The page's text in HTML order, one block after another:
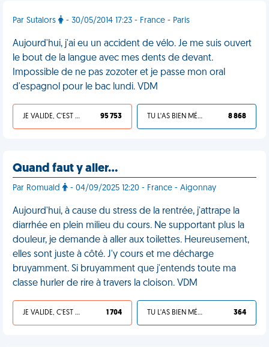
Par Sutalors - 30/05/2014 17:23 - France - Paris
Aujourd'hui, j'ai eu un accident de vélo. Je me suis ouvert
le bout de la langue avec mes dents de devant.
Impossible de ne pas zozoter et je passe mon oral
d'espagnol pour le bac lundi. VDM
JE VALIDE, C'EST UNE VDM 95 753 TU L'AS BIEN MÉRITÉ 8 868
Quand faut y aller…
Par Romuald - 04/09/2025 12:20 - France - Aigonnay
Aujourd'hui, à cause du stress de la rentrée, j'attrape la
diarrhée en plein milieu du cours. Ne supportant plus la
douleur, je demande à aller aux toilettes. Heureusement,
elles sont juste à côté. J'y cours et me décharge
bruyamment. Si bruyamment que j'entends toute ma
classe hurler de rire à travers la cloison. VDM
JE VALIDE, C'EST UNE VDM 1 704 TU L'AS BIEN MÉRITÉ 364